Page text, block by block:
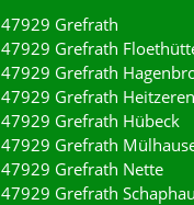
47929 Grefrath
47929 Grefrath
47929 Grefrath
47929 Grefrath
47929 Grefrath Hübeck
47929 Grefrath
47929 Grefrath Nette
47929 Grefrath